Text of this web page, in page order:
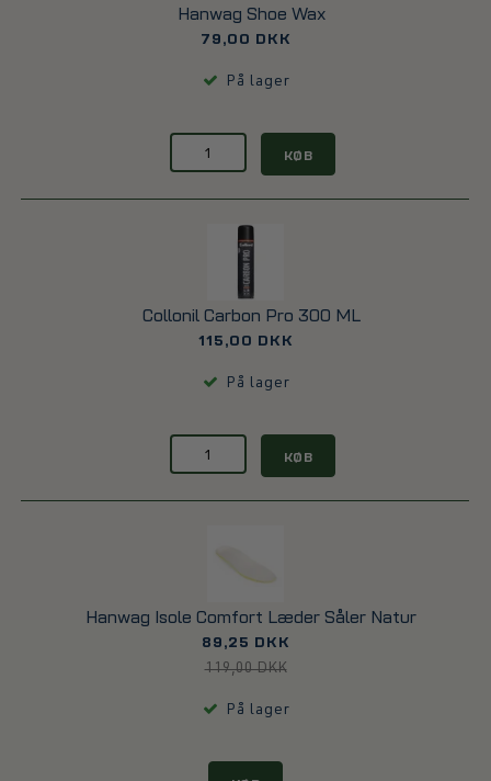
Hanwag Shoe Wax
79,00 DKK
På lager
KØB
Collonil Carbon Pro 300 ML
115,00 DKK
På lager
KØB
Hanwag Isole Comfort Læder Såler Natur
89,25 DKK
119,00 DKK
På lager